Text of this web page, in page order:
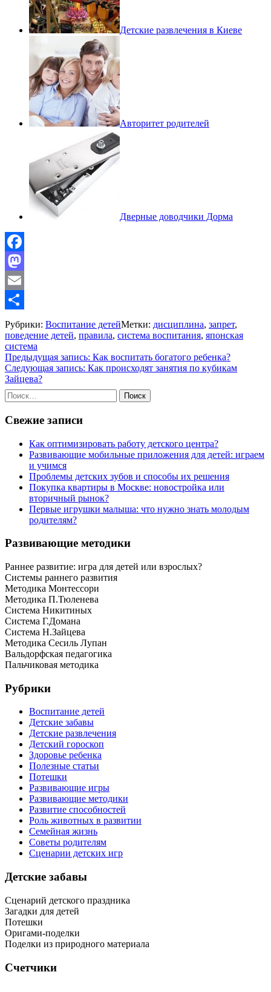
Детские развлечения в Киеве
Авторитет родителей
Дверные доводчики Дорма
Facebook
Mastodon
Email
Отправить
Рубрики: Воспитание детейМетки: дисциплина, запрет,
поведение детей, правила, система воспитания, японская
система
Навигация
по
записям
Предыдущая запись: Как воспитать богатого ребенка?
Следующая запись: Как происходят занятия по кубикам
Зайцева?
Найти:
Свежие записи
Как оптимизировать работу детского центра?
Развивающие мобильные приложения для детей: играем
и учимся
Проблемы детских зубов и способы их решения
Покупка квартиры в Москве: новостройка или
вторичный рынок?
Первые игрушки малыша: что нужно знать молодым
родителям?
Развивающие методики
Раннее развитие: игра для детей или взрослых?
Системы раннего развития
Методика Монтессори
Методика П.Тюленева
Система Никитиных
Система Г.Домана
Система Н.Зайцева
Методика Сесиль Лупан
Вальдорфская педагогика
Пальчиковая методика
Рубрики
Воспитание детей
Детские забавы
Детские развлечения
Детский гороскоп
Здоровье ребенка
Полезные статьи
Потешки
Развивающие игры
Развивающие методики
Развитие способностей
Роль животных в развитии
Семейная жизнь
Советы родителям
Сценарии детских игр
Детские забавы
Сценарий детского праздника
Загадки для детей
Потешки
Оригами-поделки
Поделки из природного материала
Счетчики